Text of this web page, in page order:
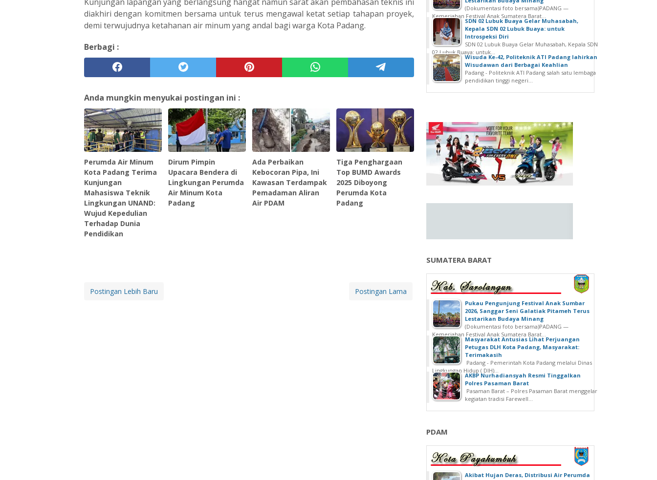
diakhiri dengan komitmen bersama untuk terus mengawal ketat setiap tahapan proyek,
demi terwujudnya ketahanan air minum yang andal bagi warga Kota Padang.
Berbagi :
Anda mungkin menyukai postingan ini :
Perumda Air Minum
Kota Padang Terima
Kunjungan
Mahasiswa Teknik
Lingkungan UNAND:
Wujud Kepedulian
Terhadap Dunia
Pendidikan
Dirum Pimpin
Upacara Bendera di
Lingkungan Perumda
Air Minum Kota
Padang
Ada Perbaikan
Kebocoran Pipa, Ini
Kawasan Terdampak
Pemadaman Aliran
Air PDAM
Tiga Penghargaan
Top BUMD Awards
2025 Diboyong
Perumda Kota
Padang
Postingan Lebih Baru Postingan Lama
(Dokumentasi foto bersama)‎‎PADANG —
Kemeriahan Festival Anak Sumatera Barat...
SDN 02 Lubuk Buaya Gelar Muhasabah,
Kepala SDN 02 Lubuk Buaya: untuk
Introspeksi Diri
SDN 02 Lubuk Buaya Gelar Muhasabah, Kepala SDN
02 Lubuk Buaya: untuk...
Wisuda Ke-42, Politeknik ATI Padang lahirkan
Wisudawan dari Berbagai Keahlian
Padang - Politeknik ATI Padang salah satu lembaga
pendidikan tinggi negeri...
SUMATERA BARAT
‎Pukau Pengunjung Festival Anak Sumbar
2026, Sanggar Seni Galatiak Pitameh Terus
Lestarikan Budaya Minang
(Dokumentasi foto bersama)‎‎PADANG —
Kemeriahan Festival Anak Sumatera Barat...
Masyarakat Antusias Lihat Perjuangan
Petugas DLH Kota Padang, Masyarakat:
Terimakasih
Padang - Pemerintah Kota Padang melalui Dinas
Lingkungan Hidup ( DlH)...
AKBP Nurhadiansyah Resmi Tinggalkan
Polres Pasaman Barat
Pasaman Barat – Polres Pasaman Barat menggelar
kegiatan tradisi Farewell...
PDAM
Akibat Hujan Deras, Distribusi Air Perumda